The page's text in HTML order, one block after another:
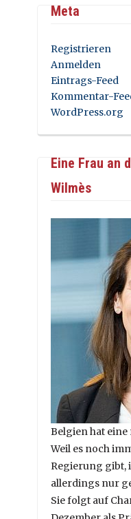
Meta
Registrieren
Anmelden
Eintrags-Feed
Kommentar-
WordPress.org
Eine Frau an
Wilmès
Belgien hat
Weil es noch
Regierung gibt,
allerdings nur
Sie folgt auf